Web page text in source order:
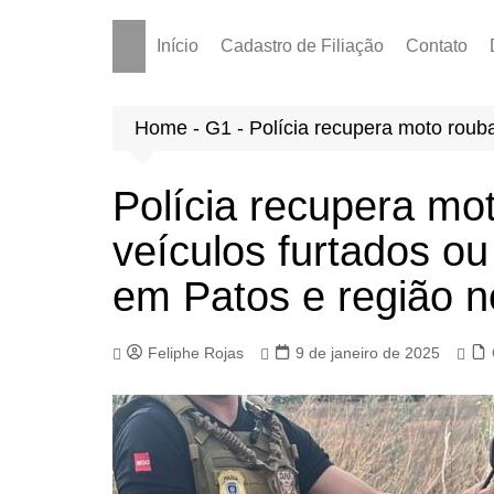
Início Cadastro de Filiação Contato
Home - G1 - Polícia recupera moto
Polícia recupera
veículos furtados
em Patos e região
Feliphe Rojas 9 de janeiro de 2025